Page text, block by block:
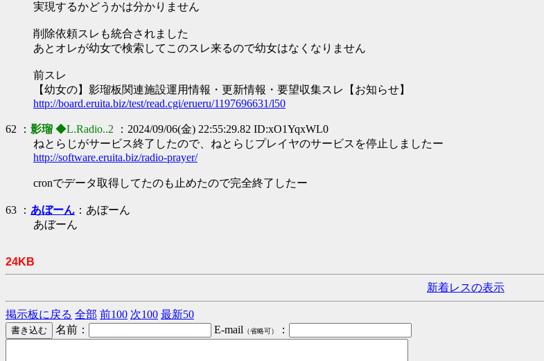
実現するかどうかは分かりません
削除依頼スレも統合されました
あとオレが幼女で検索してこのスレ来るので幼女はなくなりません
前スレ
【幼女の】影瑠板関連施設運用情報・更新情報・要望収集スレ【お知らせ】
http://board.eruita.biz/test/read.cgi/erueru/1197696631/l50
62 ： 影瑠 ◆L.Radio..2
：2024/09/06(金) 22:55:29.82 ID:xO1YqxWL0
ねとらじがサービス終了したので、ねとらじプレイヤのサービスを停止しましたー
http://software.eruita.biz/radio-prayer/
cronでデータ取得してたのも止めたので完全終了したー
63 ： あぼーん ：あぼーん
あぼーん
24KB
新着レスの表示
掲示板に戻る 全部 前100 次100 最新50
名前：
E-mail （省略可） ：